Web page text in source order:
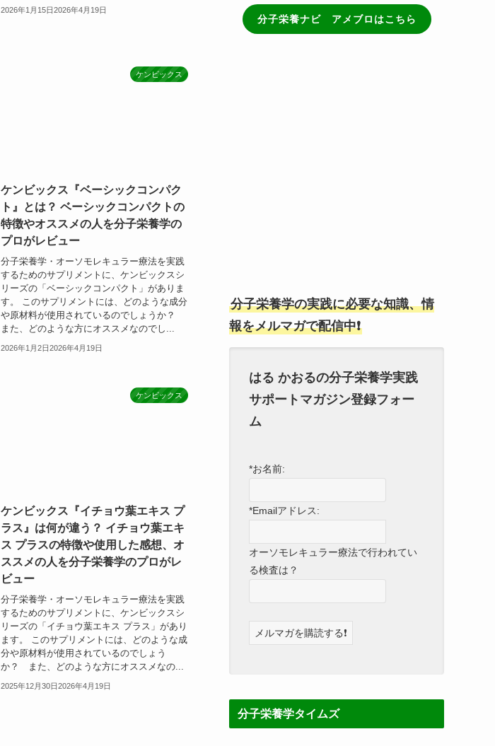
2026年1月15日2026年4月19日
ケンビックス
ケンビックス『ベーシックコンパク
ト』とは？ ベーシックコンパクトの
特徴やオススメの人を分子栄養学の
プロがレビュー
分子栄養学・オーソモレキュラー療法を実践
するためのサプリメントに、ケンビックスシ
リーズの「ベーシックコンパクト」がありま
す。 このサプリメントには、どのような成分
や原材料が使用されているのでしょうか？
また、どのような方にオススメなのでし...
2026年1月2日2026年4月19日
ケンビックス
ケンビックス『イチョウ葉エキス プ
ラス』は何が違う？ イチョウ葉エキ
ス プラスの特徴や使用した感想、オ
ススメの人を分子栄養学のプロがレ
ビュー
分子栄養学・オーソモレキュラー療法を実践
するためのサプリメントに、ケンビックスシ
リーズの「イチョウ葉エキス プラス」があり
ます。 このサプリメントには、どのような成
分や原材料が使用されているのでしょう
か？ また、どのような方にオススメなの...
2025年12月30日2026年4月19日
分子栄養ナビ アメブロはこちら
分子栄養学の実践に必要な知識、情
報をメルマガで配信中❗
はる かおるの分子栄養学実践
サポートマガジン登録フォー
ム
*お名前:
*Emailアドレス:
オーソモレキュラー療法で行われてい
る検査は？
分子栄養学タイムズ